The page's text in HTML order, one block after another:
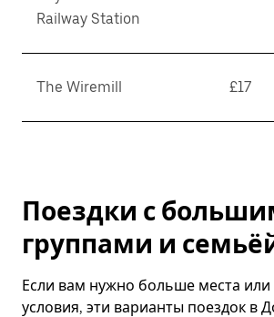
Railway Station
The Wiremill £17
Поездки с
группами и
Если вам нужно больше места
условия, эти варианты поездок в